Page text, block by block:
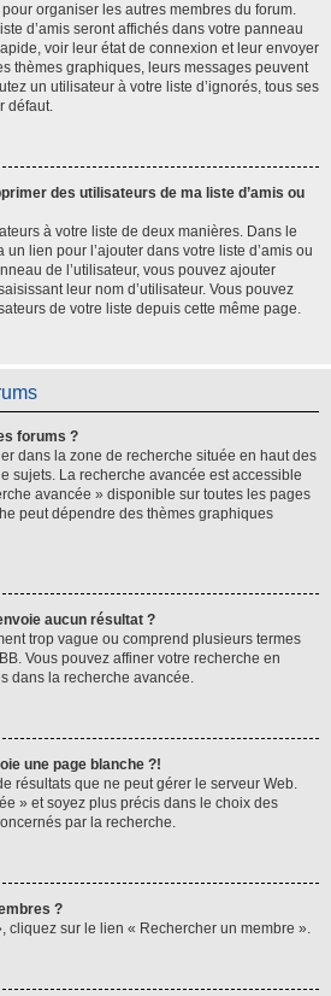
organiser les autres membres du forum.
d’amis seront affichés dans votre panneau
voir leur état de connexion et leur envoyer
thèmes graphiques, leurs messages peuvent
un utilisateur à votre liste d’ignorés, tous ses
défaut.
des utilisateurs de ma liste d’amis ou
à votre liste de deux manières. Dans le
lien pour l’ajouter dans votre liste d’amis ou
de l’utilisateur, vous pouvez ajouter
leur nom d’utilisateur. Vous pouvez
de votre liste depuis cette même page.
forums ?
dans la zone de recherche située en haut des
sujets. La recherche avancée est accessible
avancée » disponible sur toutes les pages
peut dépendre des thèmes graphiques
aucun résultat ?
trop vague ou comprend plusieurs termes
Vous pouvez affiner votre recherche en
dans la recherche avancée.
une page blanche ?!
résultats que ne peut gérer le serveur Web.
» et soyez plus précis dans le choix des
par la recherche.
?
cliquez sur le lien « Rechercher un membre ».